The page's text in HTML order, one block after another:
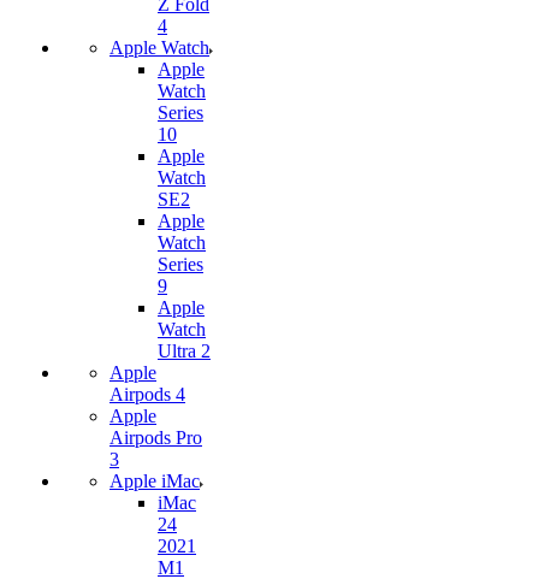
Z Fold
4
Apple Watch
Apple
Watch
Series
10
Apple
Watch
SE2
Apple
Watch
Series
9
Apple
Watch
Ultra 2
Apple
Airpods 4
Apple
Airpods Pro
3
Apple iMac
iMac
24
2021
M1